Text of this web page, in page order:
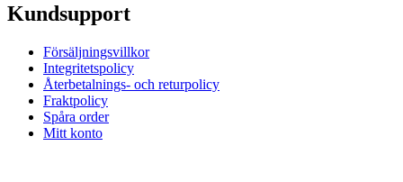
Kundsupport
Försäljningsvillkor
Integritetspolicy
Återbetalnings- och returpolicy
Fraktpolicy
Spåra order
Mitt konto